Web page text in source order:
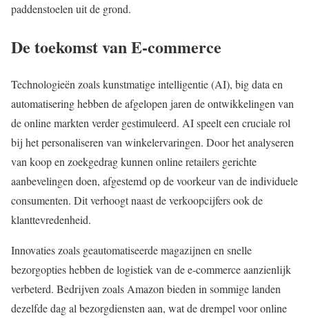
paddenstoelen uit de grond.
De toekomst van E-commerce
Technologieën zoals kunstmatige intelligentie (AI), big data en
automatisering hebben de afgelopen jaren de ontwikkelingen van
de online markten verder gestimuleerd. AI speelt een cruciale rol
bij het personaliseren van winkelervaringen. Door het analyseren
van koop en zoekgedrag kunnen online retailers gerichte
aanbevelingen doen, afgestemd op de voorkeur van de individuele
consumenten. Dit verhoogt naast de verkoopcijfers ook de
klanttevredenheid.
Innovaties zoals geautomatiseerde magazijnen en snelle
bezorgopties hebben de logistiek van de e-commerce aanzienlijk
verbeterd. Bedrijven zoals Amazon bieden in sommige landen
dezelfde dag al bezorgdiensten aan, wat de drempel voor online